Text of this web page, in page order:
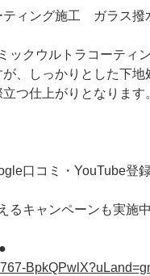
ティング施工 ガラス撥
ックウルトラコーティ
、しっかりとした下
つ仕上がりとなります
口コミ・YouTube登
キャンペーンも実施中